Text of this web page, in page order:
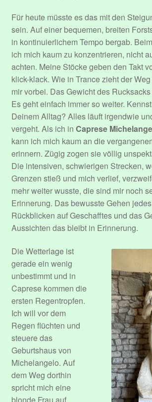
Für heute müsste es das mit den
sein. Auf einer bequemen, breiten
in kontinuierlichem Tempo bergab.
ich mich kaum zu konzentrieren, nicht
achten. Meine Stöcke geben den Takt
klick-klack. Wie in Trance zieht der
mir vorbei. Das Gewicht des
Es geht einfach immer so weiter.
Deinem Alltag? Alles läuft irgendwie
vergeht. Als ich in Caprese
kann ich mich kaum an die
erinnern. Zügig zogen sie völlig
Die intensiven, schwierigen Strecken,
Grenzen stieß und mich verlief,
mehr weiter wusste, die sind mir noch
Erinnerung. Das bewusste Gehen
Rückblicken auf Geschafftes und das
Aussichten das bleibt in Erinnerung.
Die Wetterlage ist
gerade ein wenig
unbestimmt und in
Caprese kommen die
ersten Regentropfen.
Ich will vor dem
Regen flüchten und
steuere das
Geburtshaus von
Michelangelo. Auf
dem Weg dorthin
spricht mich eine